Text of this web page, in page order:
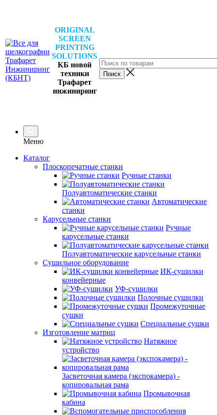
ORIGINAL
SCREEN
PRINTING
SOLUTIONS
КБ новой
техники
Трафарет
инжиниринг
Меню
Каталог
Плоскопечатные станки
Ручные станки
Полуавтоматические станки
Автоматические
станки
Карусельные станки
Ручные
карусельные станки
Полуавтоматические карусельные станки
Сушильное оборудование
ИК-сушилки
конвейерные
УФ-сушилки
Полочные сушилки
Промежуточные
сушки
Специальные сушки
Изготовление матриц
Натяжное
устройство
Засветочная камера (экспокамера) -
копировальная рама
Промывочная
кабина